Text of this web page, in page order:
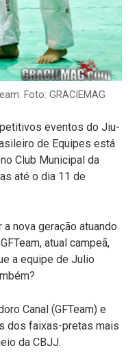
Foto: GRACIEMAG
eventos do Jiu-
de Equipes está
Club Municipal da
até o dia 11 de
a nova geração atuando
atual campeã,
a equipe de Julio
Canal (GFTeam) e
dos faixas-pretas mais
da CBJJ.